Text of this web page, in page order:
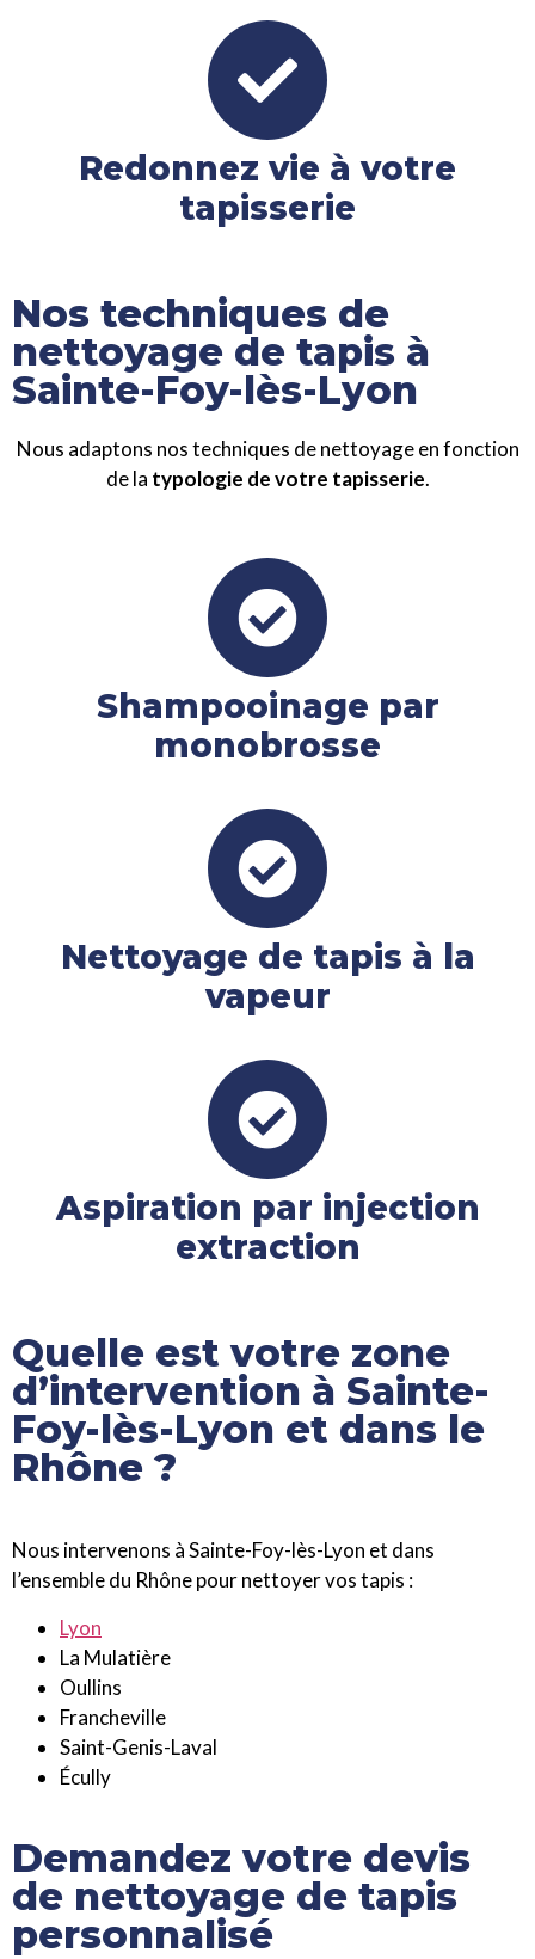
Redonnez vie à votre
tapisserie
Nos techniques de
nettoyage de tapis à
Sainte-Foy-lès-Lyon
Nous adaptons nos techniques de nettoyage en fonction
de la typologie de votre tapisserie.
Shampooinage par
monobrosse
Nettoyage de tapis à la
vapeur
Aspiration par injection
extraction
Quelle est votre zone
d’intervention à Sainte-
Foy-lès-Lyon et dans le
Rhône ?
Nous intervenons à Sainte-Foy-lès-Lyon et dans
l’ensemble du Rhône pour nettoyer vos tapis :
Lyon
La Mulatière
Oullins
Francheville
Saint-Genis-Laval
Écully
Demandez votre devis
de nettoyage de tapis
personnalisé